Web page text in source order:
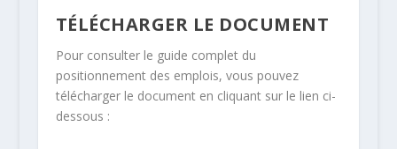
TÉLÉCHARGER LE DOCUMENT
Pour consulter le guide complet du
positionnement des emplois, vous pouvez
télécharger le document en cliquant sur le lien ci-
dessous :